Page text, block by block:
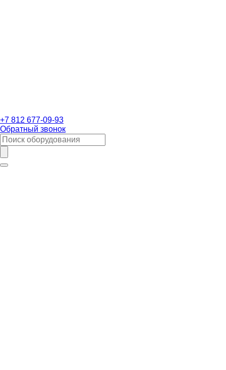
+7 812 677-09-93
Обратный звонок